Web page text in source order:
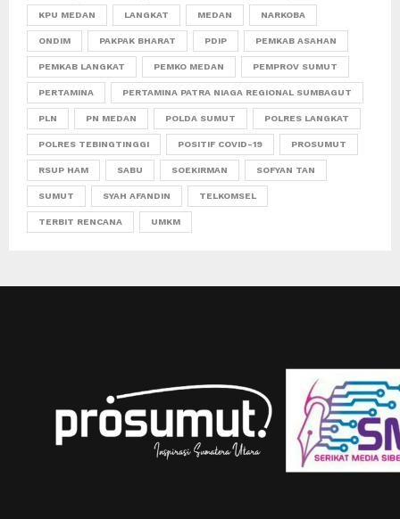
KPU MEDAN LANGKAT MEDAN NARKOBA
ONDIM PAKPAK BHARAT PDIP PEMKAB ASAHAN
PEMKAB LANGKAT PEMKO MEDAN PEMPROV SUMUT
PERTAMINA PERTAMINA PATRA NIAGA REGIONAL SUMBAGUT
PLN PN MEDAN POLDA SUMUT POLRES LANGKAT
POLRES TEBINGTINGGI POSITIF COVID-19 PROSUMUT
RSUP HAM SABU SOEKIRMAN SOFYAN TAN
SUMUT SYAH AFANDIN TELKOMSEL
TERBIT RENCANA UMKM